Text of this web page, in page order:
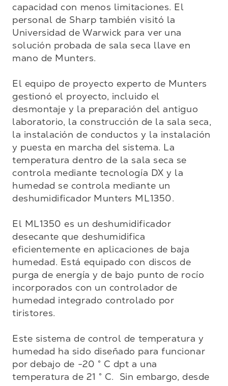
capacidad con menos limitaciones. El
personal de Sharp también visitó la
Universidad de Warwick para ver una
solución probada de sala seca llave en
mano de Munters.
El equipo de proyecto experto de Munters
gestionó el proyecto, incluido el
desmontaje y la preparación del antiguo
laboratorio, la construcción de la sala seca,
la instalación de conductos y la instalación
y puesta en marcha del sistema. La
temperatura dentro de la sala seca se
controla mediante tecnología DX y la
humedad se controla mediante un
deshumidificador Munters ML1350.
El ML1350 es un deshumidificador
desecante que deshumidifica
eficientemente en aplicaciones de baja
humedad. Está equipado con discos de
purga de energía y de bajo punto de rocío
incorporados con un controlador de
humedad integrado controlado por
tiristores.
Este sistema de control de temperatura y
humedad ha sido diseñado para funcionar
por debajo de -20 ° C dpt a una
temperatura de 21 ° C.  Sin embargo, desde